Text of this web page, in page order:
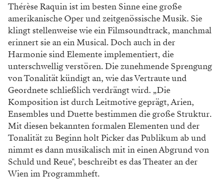
Thérèse Raquin ist im besten Sinne eine große
amerikanische Oper und zeitgenössische Musik. Sie
klingt stellenweise wie ein Filmsoundtrack, manchmal
erinnert sie an ein Musical. Doch auch in der
Harmonie sind Elemente implementiert, die
unterschwellig verstören. Die zunehmende Sprengung
von Tonalität kündigt an, wie das Vertraute und
Geordnete schließlich verdrängt wird. „Die
Komposition ist durch Leitmotive geprägt, Arien,
Ensembles und Duette bestimmen die große Struktur.
Mit diesen bekannten formalen Elementen und der
Tonalität zu Beginn holt Picker das Publikum ab und
nimmt es dann musikalisch mit in einen Abgrund von
Schuld und Reue", beschreibt es das Theater an der
Wien im Programmheft.